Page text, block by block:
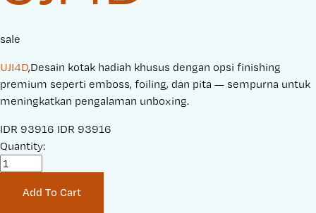
sale
UJI4D,Desain kotak hadiah khusus dengan opsi finishing
premium seperti emboss, foiling, dan pita — sempurna untuk
meningkatkan pengalaman unboxing.
S
a
IDR 93916 O
IDR 93916
Quantity:
Add To Cart